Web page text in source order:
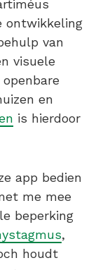
ontwikkeling
van
visuele
en
is hierdoor
app bedien
me mee
beperking
,
houdt